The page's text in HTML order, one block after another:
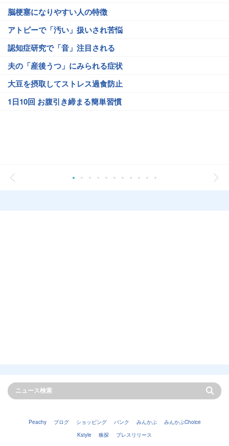
脳梗塞になりやすい人の特徴
アトピーで「汚い」扱いされ苦悩
認知症研究で「音」注目される
夫の「産後うつ」にみられる症状
大豆を摂取してストレス過食防止
1日10回 お腹引き締まる簡単習慣
Peachy ブログ ショッピング バンク みんかぶ
みんかぶChoice
Kstyle
株探 プレスリリース